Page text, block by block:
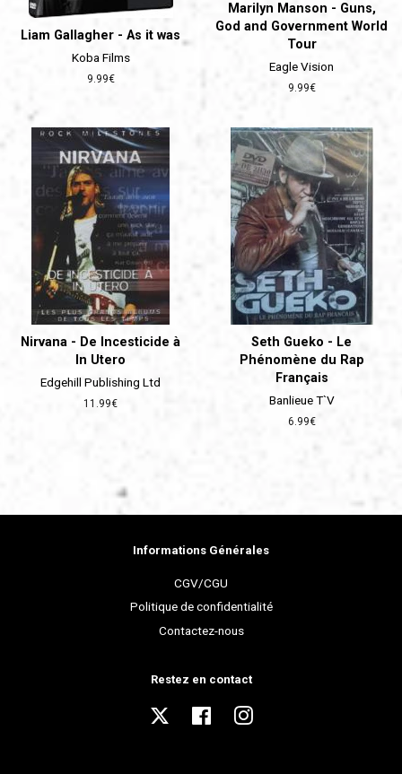
Liam Gallagher - As it was
Koba Films
Prix
9.99€
Marilyn Manson - Guns,
God and Government World
Tour
Eagle Vision
Prix
9.99€
Nirvana - De Incesticide à
In Utero
Edgehill Publishing Ltd
Prix
11.99€
Seth Gueko - Le
Phénomène du Rap
Français
Banlieue T`V
Prix
6.99€
Informations Générales
CGV/CGU
Politique de confidentialité
Contactez-nous
Restez en contact
Twitter FacebookInstagram